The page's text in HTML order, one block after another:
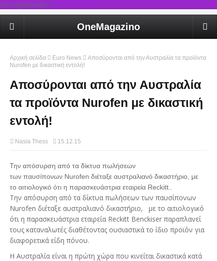
rel='stylesheet'/>
OneMagazino
Αρχική σελίδα Euro News
Αποσύρονται από την Αυστραλία τα προϊόντα
Nurofen με δικαστική εντολή!
Αποσύρονται από την Αυστραλία
τα προϊόντα Nurofen με δικαστική
εντολή!
Nasia Thess 15.12.15
Την απόσυρση από τα δίκτυα πωλήσεων
των παυσίπονων Nurofen διέταξε αυστραλιανό δικαστήριο, με
το αιτιολογικό ότι η παρασκευάστρια εταιρεία Reckitt..
Την απόσυρση από τα δίκτυα πωλήσεων των παυσίπονων
Nurofen διέταξε αυστραλιανό δικαστήριο, με το αιτιολογικό
ότι η παρασκευάστρια εταιρεία Reckitt Benckiser παραπλανεί
τους καταναλωτές διαθέτοντας ουσιαστικά το ίδιο προϊόν για
διαφορετικά είδη πόνου.
Η Αυστραλία είναι η πρώτη χώρα που κινείται δικαστικά κατά